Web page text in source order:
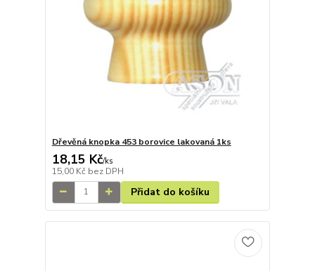
Dřevěná knopka 453 borovice lakovaná 1ks
18,15 Kč/ks
15,00 Kč bez DPH
Přidat do košíku